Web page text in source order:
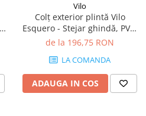
Vilo
Colț exterior plintă Vilo
Esquero - Stejar ghindă, PVC,
20 buc/cutie, compatibil
de la 196,75 RON
LA COMANDA
ADAUGA IN COS